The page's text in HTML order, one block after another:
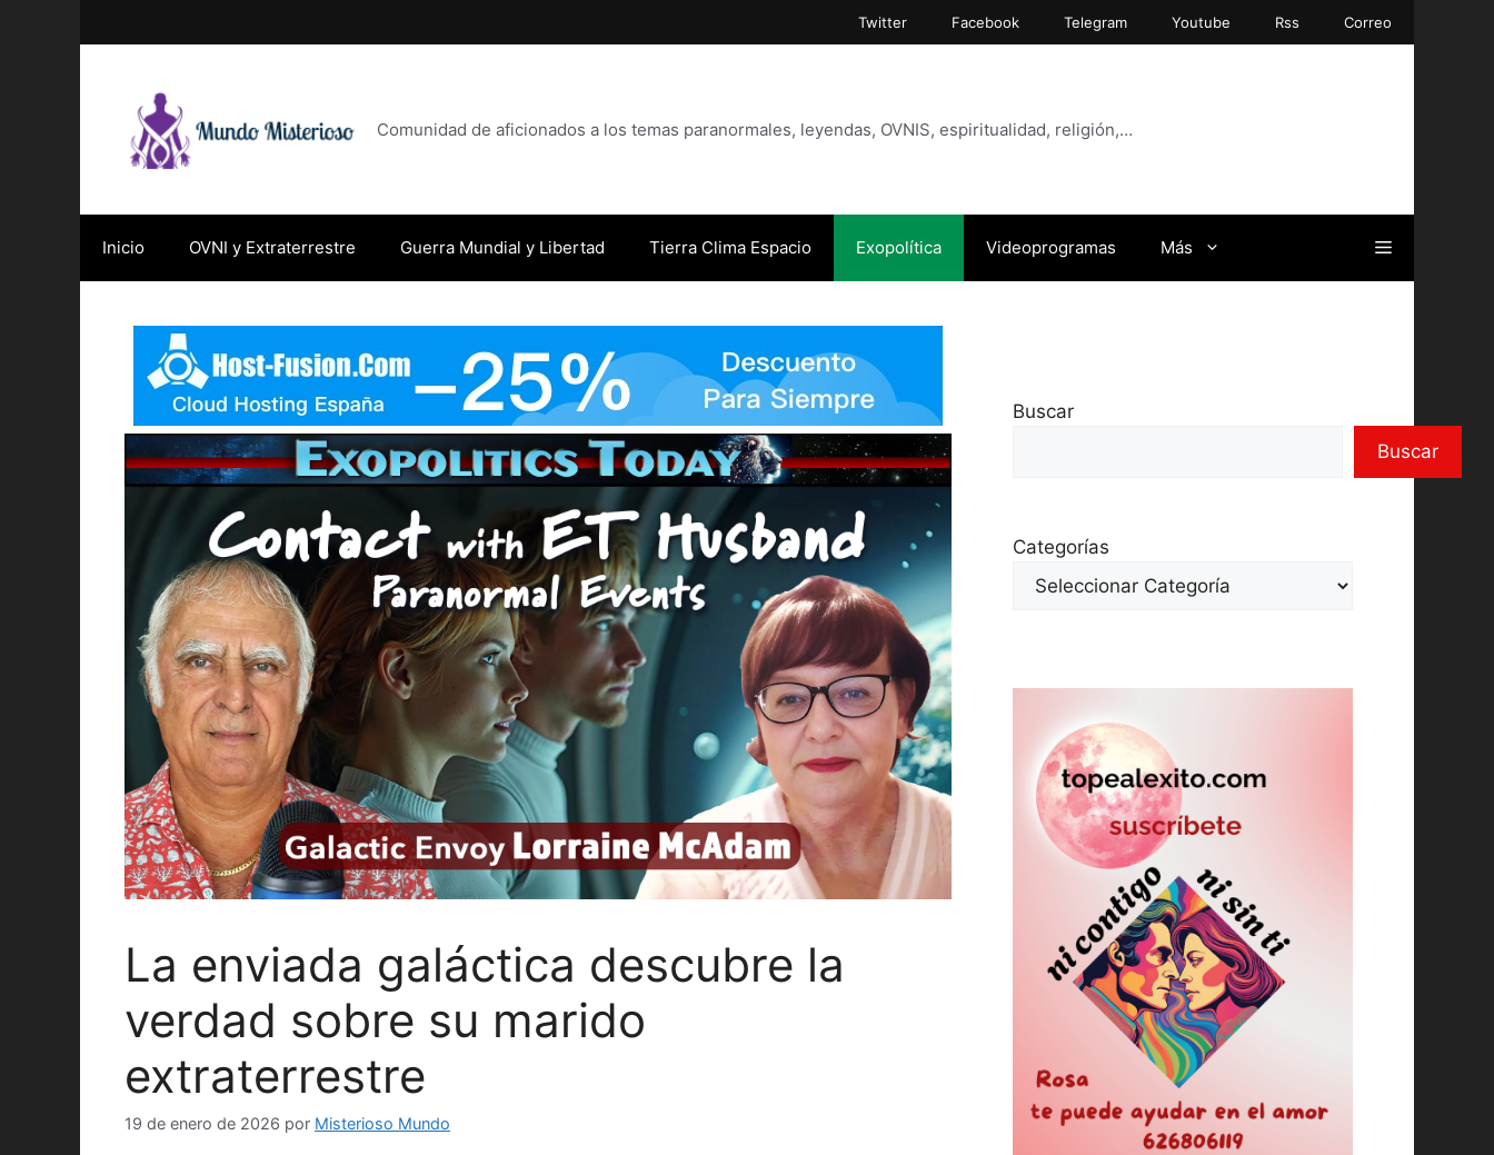
Twitter Facebook Telegram Youtube Rss Correo
Comunidad de aficionados a los temas paranormales, leyendas, OVNIS, espiritualidad, religión,…
Inicio OVNI y Extraterrestre Guerra Mundial y Libertad Tierra Clima Espacio Exopolítica Videoprogramas Más
La enviada galáctica descubre la
verdad sobre su marido
extraterrestre
19 de enero de 2026 por Misterioso Mundo
Buscar
Buscar
Categorías